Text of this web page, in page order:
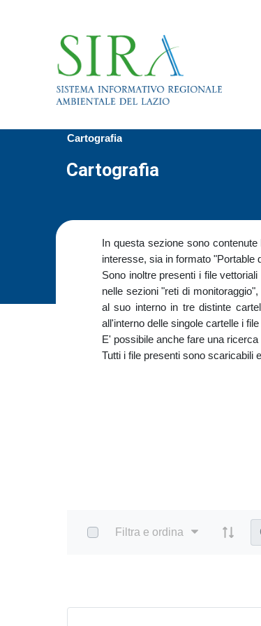
Cartografia
Cartografia
In questa sezione sono
interesse, sia in formato
Sono inoltre presenti i file
nelle sezioni "reti di
al suo interno in tre distinte
all'interno delle singole cartelle i
E' possibile anche fare una
Tutti i file presenti sono scaricabili
Select Items
Filtra e ordina